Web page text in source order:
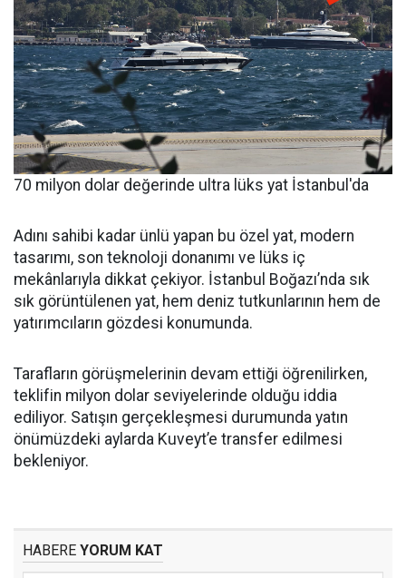
70 milyon dolar değerinde ultra lüks yat İstanbul'da
Adını sahibi kadar ünlü yapan bu özel yat, modern
tasarımı, son teknoloji donanımı ve lüks iç
mekânlarıyla dikkat çekiyor. İstanbul Boğazı’nda sık
sık görüntülenen yat, hem deniz tutkunlarının hem de
yatırımcıların gözdesi konumunda.
Tarafların görüşmelerinin devam ettiği öğrenilirken,
teklifin milyon dolar seviyelerinde olduğu iddia
ediliyor. Satışın gerçekleşmesi durumunda yatın
önümüzdeki aylarda Kuveyt’e transfer edilmesi
bekleniyor.
HABERE YORUM KAT